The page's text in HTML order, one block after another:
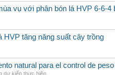
vụ với phân bón lá HVP 6-6-4
HVP tăng năng suất cây trồng
natural para el control de peso
dự kiến thực hiện